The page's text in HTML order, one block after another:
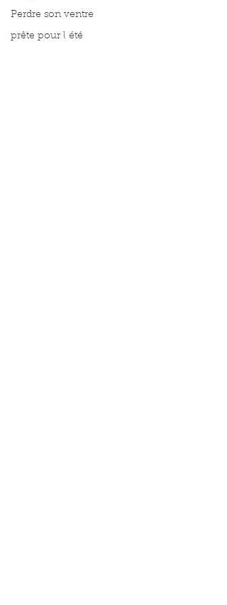
Perdre son ventre
prête pour l été